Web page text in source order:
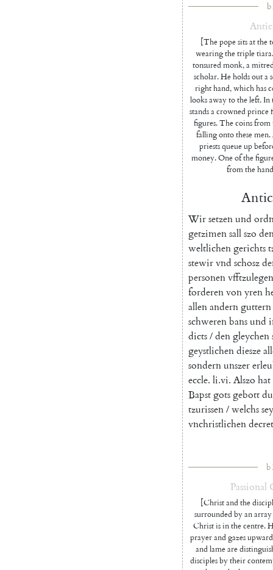
[The pope sits at the
wearing the triple
tonsured monk, a
scholar. He holds out a
right hand, which has
looks away to the left.
stands a crowned
figures. The coins from
falling onto these
priests queue up
money. One of the
from the
Wirsetzenund
getzimensallszo
weltlichengerichts
stewirvnd schosz
personenvfftzulegen
forderenvonyren
allenandernguttern
schwerenbansund
dicts/dengleychen
geystlichendiesze
sondernunszer
eccle. li.vi. Alszo hat
Bapstgotsgebott
tzurissen/welchs
vnchristlichen
Passional
[Christ and the
surrounded by an
Christ is in the centre.
prayer and gazes
and lame are
disciples by their